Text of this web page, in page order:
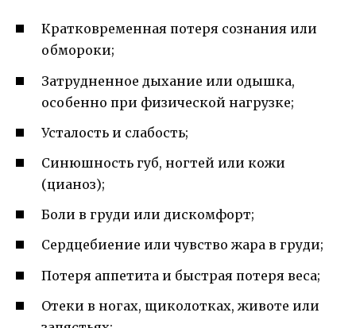
Кратковременная потеря сознания или
обмороки;
Затрудненное дыхание или одышка,
особенно при физической нагрузке;
Усталость и слабость;
Синюшность губ, ногтей или кожи
(цианоз);
Боли в груди или дискомфорт;
Сердцебиение или чувство жара в груди;
Потеря аппетита и быстрая потеря веса;
Отеки в ногах, щиколотках, животе или